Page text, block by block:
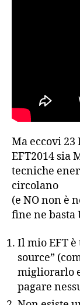
Ma eccovi
EFT2014 sia
tecniche
circolano
(e NO non è
fine ne basta
Il mio EFT è
source”
migliorarlo
pagare